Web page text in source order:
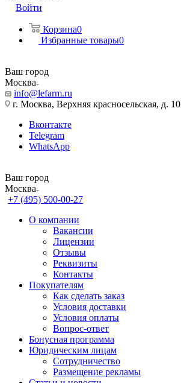
Войти
Корзина0
Избранные товары0
Ваш город
Москва
info@lefarm.ru
г. Москва, Верхняя красносельская, д. 10
Вконтакте
Telegram
WhatsApp
Ваш город
Москва
+7 (495) 500-00-27
О компании
Вакансии
Лицензии
Отзывы
Реквизиты
Контакты
Покупателям
Как сделать заказ
Условия доставки
Условия оплаты
Вопрос-ответ
Бонусная программа
Юридическим лицам
Сотрудничество
Размещение рекламы